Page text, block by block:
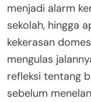
menjadi alarm
sekolah, hingga
kekerasan
mengulas
refleksi tentang
sebelum